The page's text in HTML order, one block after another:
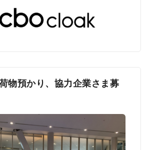
物預かり、協力企業さま募